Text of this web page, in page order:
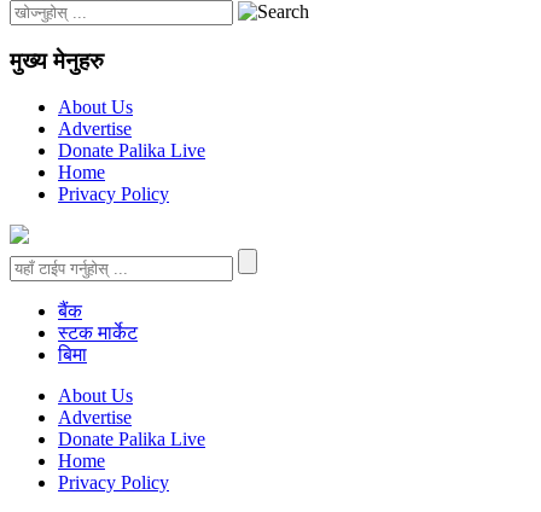
मुख्य मेनुहरु
About Us
Advertise
Donate Palika Live
Home
Privacy Policy
बैंक
स्टक मार्केट
बिमा
About Us
Advertise
Donate Palika Live
Home
Privacy Policy